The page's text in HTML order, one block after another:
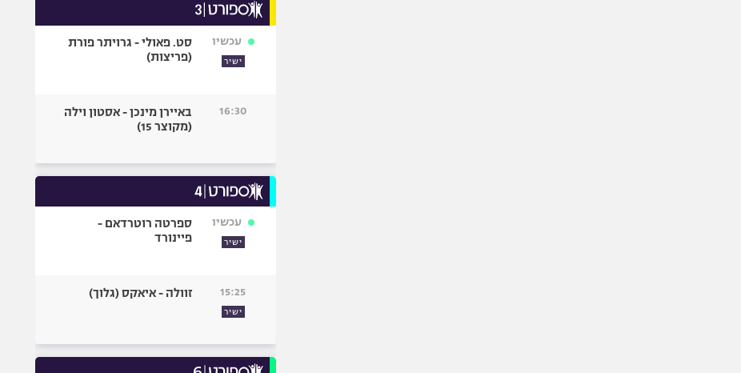
עכשיו
ישיר
סט. פאולי - גרויתר פורת
(פריצות)
16:30
באיירן מינכן - אסטון וילה
(מקוצר 15)
עכשיו
ישיר
ספרטה רוטרדאם -
פיינורד
15:25
ישיר
זוולה - איאקס (גלוך)